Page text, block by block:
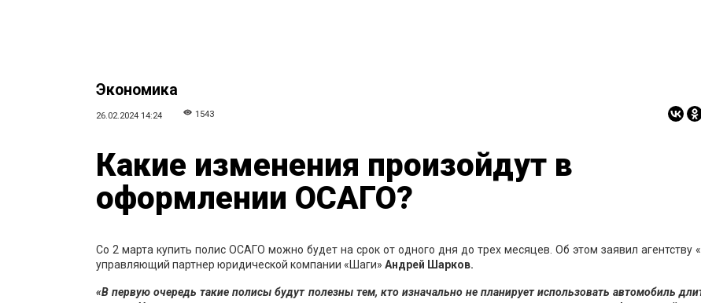
Экономика
26.02.2024 14:24 1543
Какие изменения произойдут в
оформлении ОСАГО?
Со 2 марта купить полис ОСАГО можно будет на срок от одного дня до трех месяцев. Об этом заявил агентству
управляющий партнер юридической компании «Шаги» Андрей Шарков.
«В первую очередь такие полисы будут полезны тем, кто изначально не планирует использовать автомобиль